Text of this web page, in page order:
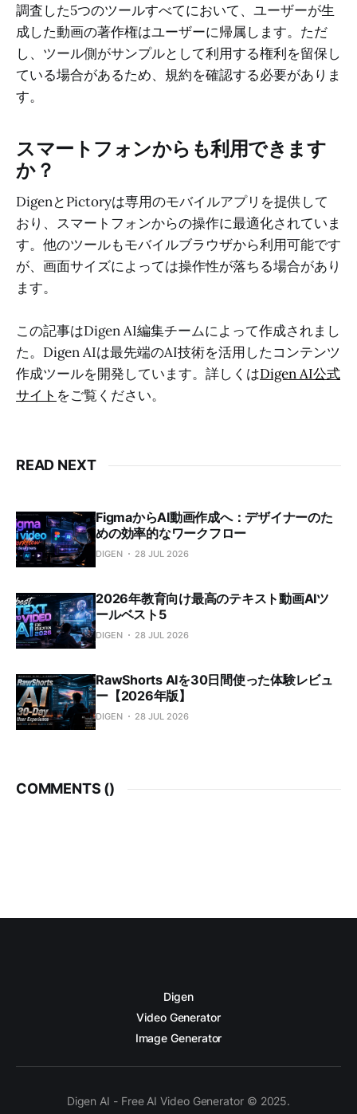
調査した5つのツールすべてにおいて、ユーザーが生
成した動画の著作権はユーザーに帰属します。ただ
し、ツール側がサンプルとして利用する権利を留保し
ている場合があるため、規約を確認する必要がありま
す。
スマートフォンからも利用できます
か？
DigenとPictoryは専用のモバイルアプリを提供して
おり、スマートフォンからの操作に最適化されていま
す。他のツールもモバイルブラウザから利用可能です
が、画面サイズによっては操作性が落ちる場合があり
ます。
この記事はDigen AI編集チームによって作成されまし
た。Digen AIは最先端のAI技術を活用したコンテンツ
作成ツールを開発しています。詳しくはDigen AI公式
サイト をご覧ください。
READ NEXT
FigmaからAI動画作成へ：デザイナーのた
めの効率的なワークフロー
DIGEN 28 JUL 2026
2026年教育向け最高のテキスト動画AIツ
ールベスト5
DIGEN 28 JUL 2026
RawShorts AIを30日間使った体験レビュ
ー【2026年版】
DIGEN 28 JUL 2026
COMMENTS ()
Digen
Video Generator
Image Generator
Digen AI - Free AI Video Generator © 2025.